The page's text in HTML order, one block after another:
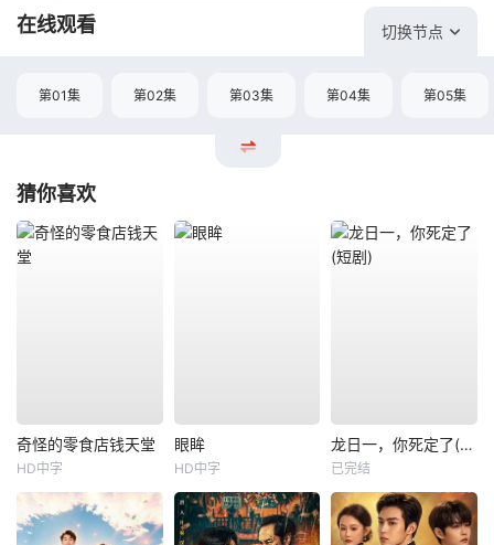
在线观看 切换节点
第01集 第02集 第03集 第04集 第05集
猜你喜欢
奇怪的零食店钱天堂
HD中字
眼眸
HD中字
龙日一，你死定了(短剧)
已完结